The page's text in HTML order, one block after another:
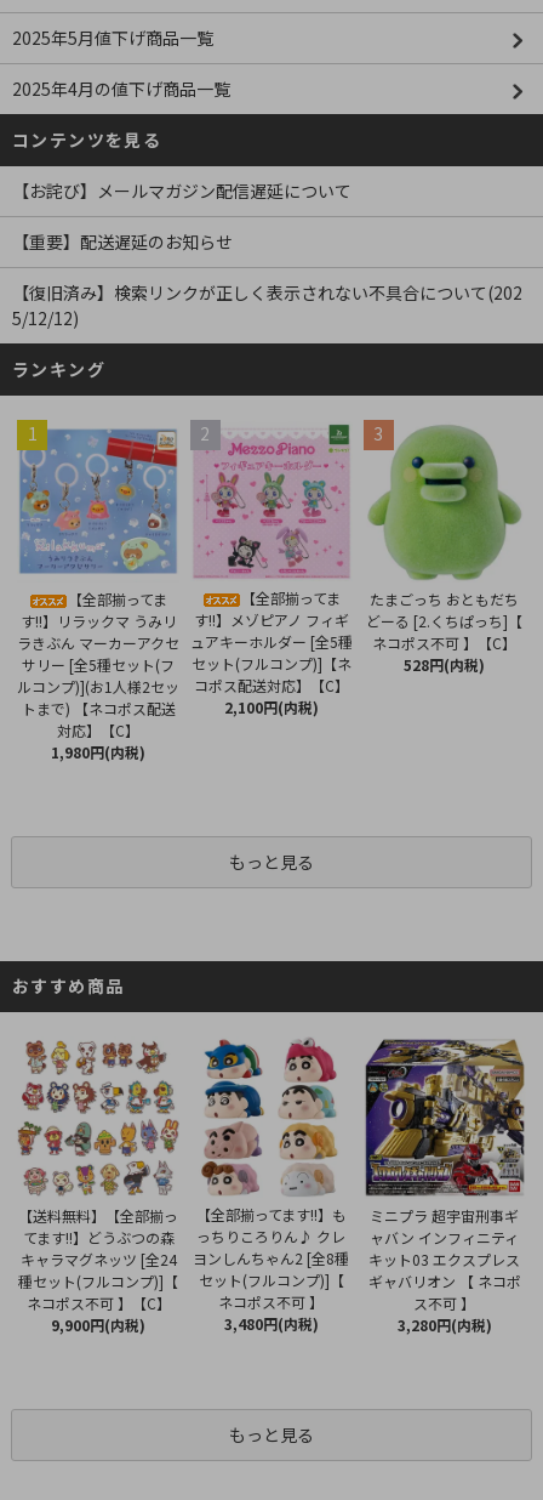
2025年5月値下げ商品一覧
2025年4月の値下げ商品一覧
コンテンツを見る
【お詫び】メールマガジン配信遅延について
【重要】配送遅延のお知らせ
【復旧済み】検索リンクが正しく表示されない不具合について(202
5/12/12)
ランキング
1
【全部揃ってま
す!!】リラックマ うみリ
ラきぶん マーカーアクセ
サリー [全5種セット(フ
ルコンプ)](お1人様2セッ
トまで) 【ネコポス配送
対応】【C】
1,980円(内税)
2
【全部揃ってま
す!!】メゾピアノ フィギ
ュアキーホルダー [全5種
セット(フルコンプ)]【ネ
コポス配送対応】【C】
2,100円(内税)
3
たまごっち おともだち
どーる [2.くちぱっち]【
ネコポス不可 】【C】
528円(内税)
もっと見る
おすすめ商品
【送料無料】【全部揃っ
てます!!】どうぶつの森
キャラマグネッツ [全24
種セット(フルコンプ)]【
ネコポス不可 】【C】
9,900円(内税)
【全部揃ってます!!】も
っちりころりん♪ クレ
ヨンしんちゃん2 [全8種
セット(フルコンプ)]【
ネコポス不可 】
3,480円(内税)
ミニプラ 超宇宙刑事ギ
ャバン インフィニティ
キット03 エクスプレス
ギャバリオン 【 ネコポ
ス不可 】
3,280円(内税)
もっと見る